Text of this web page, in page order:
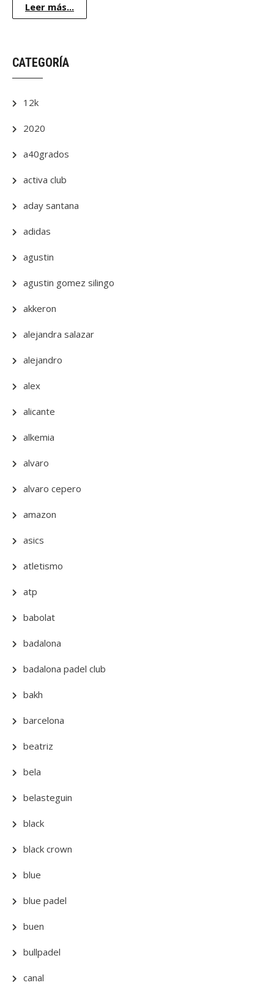
Leer más...
CATEGORÍA
12k
2020
a40grados
activa club
aday santana
adidas
agustin
agustin gomez silingo
akkeron
alejandra salazar
alejandro
alex
alicante
alkemia
alvaro
alvaro cepero
amazon
asics
atletismo
atp
babolat
badalona
badalona padel club
bakh
barcelona
beatriz
bela
belasteguin
black
black crown
blue
blue padel
buen
bullpadel
canal